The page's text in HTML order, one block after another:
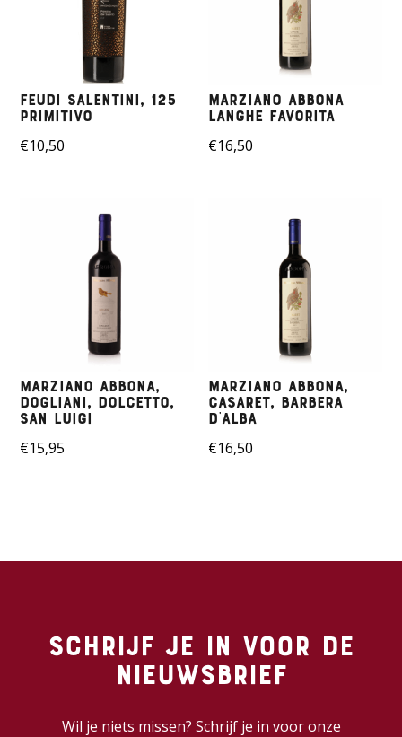
Feudi Salentini, 125
Primitivo
€10,50
Marziano Abbona
Langhe Favorita
€16,50
Marziano Abbona,
Dogliani, Dolcetto,
San Luigi
€15,95
Marziano Abbona,
Casaret, Barbera
D’alba
€16,50
Schrijf je in voor de
nieuwsbrief
Wil je niets missen? Schrijf je in voor onze